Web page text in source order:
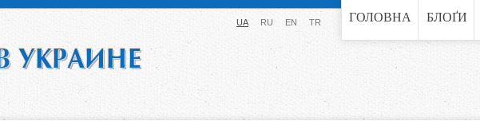
Jump to navigation ГОЛОВНА БЛОҐИ
UA RU EN TR